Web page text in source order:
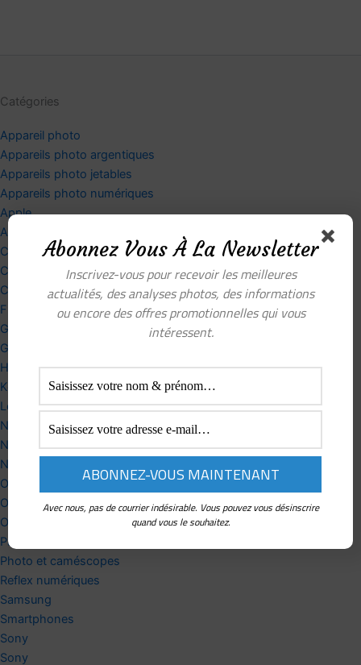
Catégories
Appareil photo
Appareils photo argentiques
Appareils photo jetables
Appareils photo numériques
Apple
Astuces photos
CAMERAS
Canon
Canon
Fujifilm
Google
GUIDES
High-Tech
Kodak
Leica
Nikkor
Nikon
Nikon
Objectifs photo
Olympus
Oppo
Panasonic
Photo et caméscopes
Reflex numériques
Samsung
Smartphones
Sony
Sony
Abonnez Vous À La Newsletter
Inscrivez-vous pour recevoir les meilleures
actualités, des analyses photos, des informations
ou encore des offres promotionnelles qui vous
intéressent.
Avec nous, pas de courrier indésirable. Vous pouvez vous désinscrire
quand vous le souhaitez.